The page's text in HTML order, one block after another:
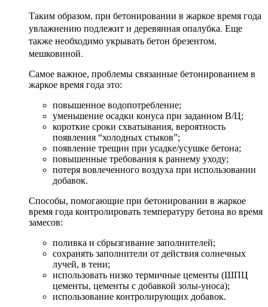
Таким образом, при бетонировании в жаркое время года
увлажнению подлежит и деревянная опалубка. Еще
также необходимо укрывать бетон брезентом,
мешковиной.
Самое важное, проблемы связанные бетонированием в
жаркое время года это:
повышенное водопотребление;
уменьшение осадки конуса при заданном В/Ц;
короткие сроки схватывания, вероятность
появления “холодных стыков”;
появление трещин при усадке/усушке бетона;
повышенные требования к раннему уходу;
потеря вовлеченного воздуха при использовании
добавок.
Способы, помогающие при бетонировании в жаркое
время года контролировать температуру бетона во время
замесов:
поливка и сбрызгивание заполнителей;
сохранять заполнители от действия солнечных
лучей, в тени;
использовать низко термичные цементы (ШПЦ
цементы, цементы с добавкой золы-уноса);
использование контролирующих добавок.